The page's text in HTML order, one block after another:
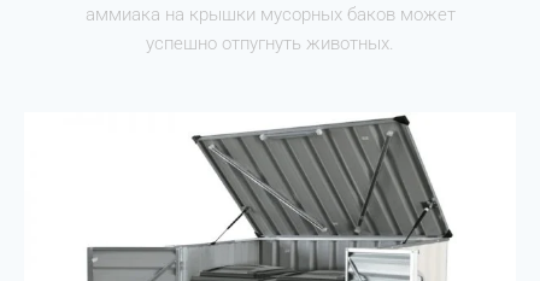
аммиака на крышки мусорных баков может
успешно отпугнуть животных.